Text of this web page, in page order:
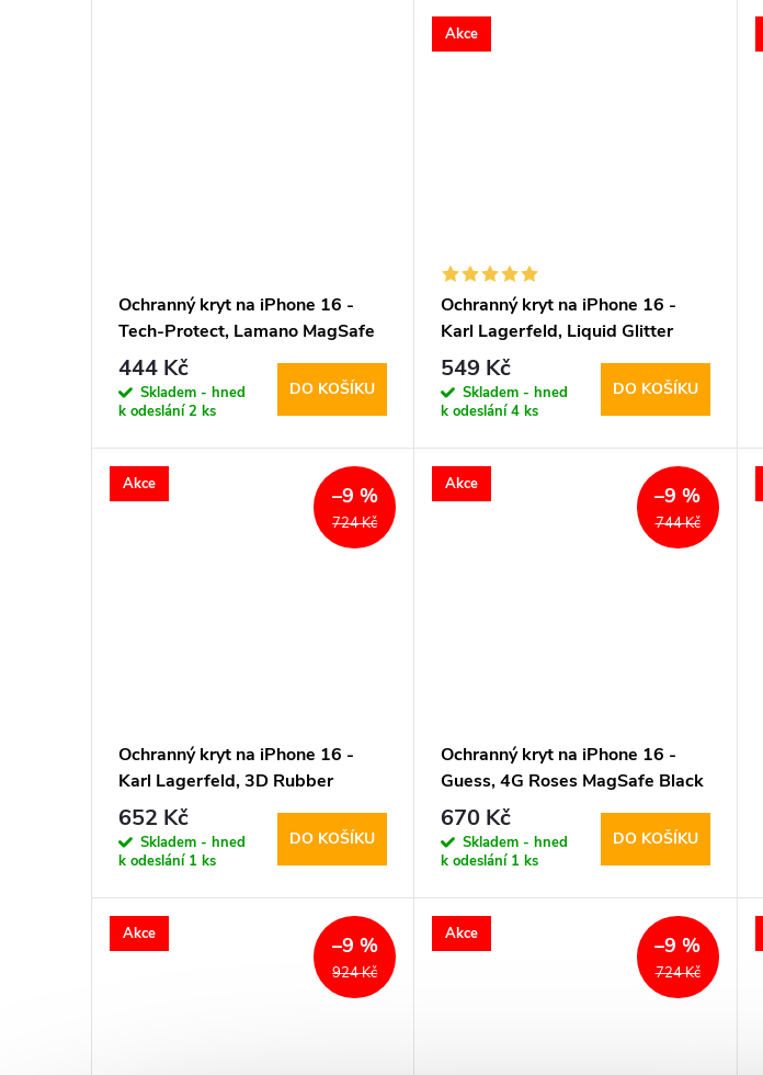
Ochranný kryt na iPhone 16 -
Tech-Protect, Lamano MagSafe
Panther
444 Kč
Skladem - hned
k odeslání2 ks
DO KOŠÍKU
Akce
Ochranný kryt na iPhone 16 -
Karl Lagerfeld, Liquid Glitter
Scattered Black
549 Kč
Skladem - hned
k odeslání4 ks
DO KOŠÍKU
Akce
724 Kč
–9 %
Ochranný kryt na iPhone 16 -
Karl Lagerfeld, 3D Rubber
Double Heads Black
652 Kč
Skladem - hned
k odeslání 1 ks
DO KOŠÍKU
Akce
744 Kč
–9 %
Ochranný kryt na iPhone 16 -
Guess, 4G Roses MagSafe Black
670 Kč
Skladem - hned
k odeslání 1 ks
DO KOŠÍKU
Akce
924 Kč
–9 % Akce
724 Kč
–9 %